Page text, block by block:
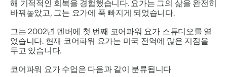
해 기적적인 회복을 경험했습니다. 요가는 그의 삶을 완전히
바꿔놓았고, 그는 요가에 푹 빠지게 되었습니다.
그는 2002년 덴버에 첫 번째 코어파워 요가 스튜디오를 열
었습니다. 현재 코어파워 요가는 미국 전역에 많은 지점을
두고 있습니다.
코어파워 요가 수업은 다음과 같이 분류됩니다